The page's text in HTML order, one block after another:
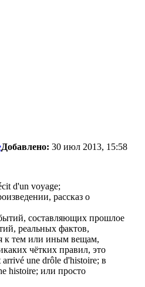
Добавлено: 30 июл 2013, 15:58
d'un voyage;
рассказ о
составляющих прошлое
реальных фактов,
к тем или иным вещам,
чётких правил, это
une drôle d'histoire; в
histoire; или просто